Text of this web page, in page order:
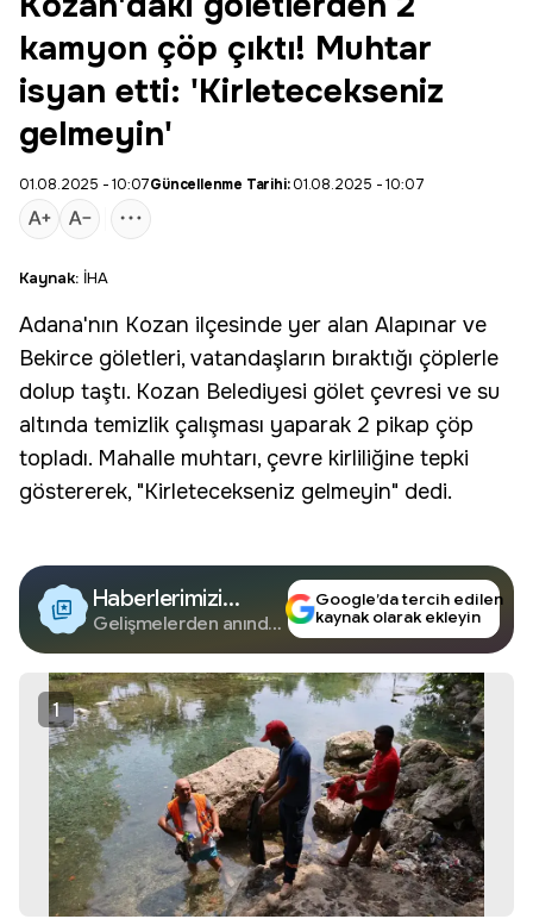
kamyon çöp çıktı! Muhtar
isyan etti: 'Kirletecekseniz
gelmeyin'
01.08.2025 - 10:07Güncellenme Tarihi:01.08.2025 - 10:07
Kaynak: İHA
Adana'nın Kozan ilçesinde yer alan Alapınar ve
Bekirce göletleri, vatandaşların bıraktığı çöplerle
dolup taştı. Kozan Belediyesi gölet çevresi ve su
altında temizlik çalışması yaparak 2 pikap çöp
topladı. Mahalle muhtarı, çevre kirliliğine tepki
göstererek, "Kirletecekseniz gelmeyin" dedi.
Haberlerimizi
Google'da Takip
Edin
Gelişmelerden anında
Google’da tercih edilen
kaynak olarak ekleyin
1